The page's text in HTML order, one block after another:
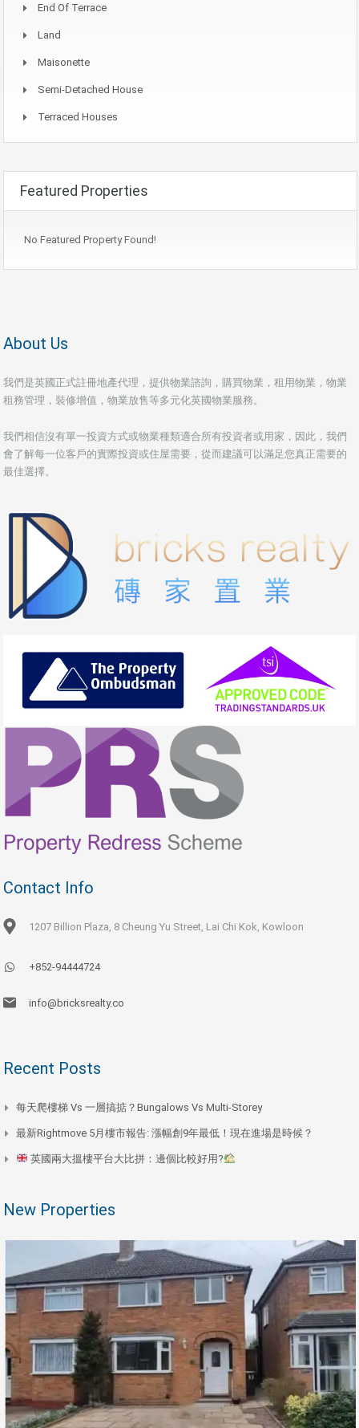
End Of Terrace
Land
Maisonette
Semi-Detached House
Terraced Houses
Featured Properties
No Featured Property Found!
About Us
我們是英國正式註冊地產代理，提供物業諮詢，購買物業，租用物業，物業
租務管理，裝修增值，物業放售等多元化英國物業服務。
我們相信沒有單一投資方式或物業種類適合所有投資者或用家，因此，我們
會了解每一位客戶的實際投資或住屋需要，從而建議可以滿足您真正需要的
最佳選擇。
Contact Info
1207 Billion Plaza, 8 Cheung Yu Street, Lai Chi Kok, Kowloon
+852-94444724
info@bricksrealty.co
Recent Posts
每天爬樓梯 Vs 一層搞掂？Bungalows Vs Multi-Storey
最新Rightmove 5月樓市報告: 漲幅創9年最低！現在進場是時候？
英國兩大搵樓平台大比拼：邊個比較好用?
New Properties